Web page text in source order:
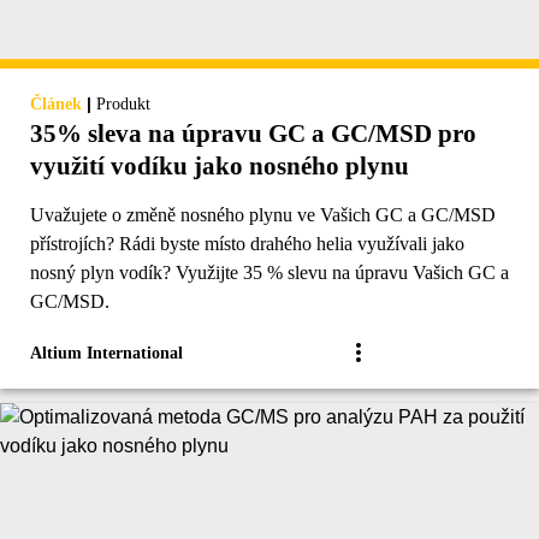
Článek | Produkt
35% sleva na úpravu GC a GC/MSD pro
využití vodíku jako nosného plynu
Uvažujete o změně nosného plynu ve Vašich GC a GC/MSD
přístrojích? Rádi byste místo drahého helia využívali jako
nosný plyn vodík? Využijte 35 % slevu na úpravu Vašich GC a
GC/MSD.
Altium International